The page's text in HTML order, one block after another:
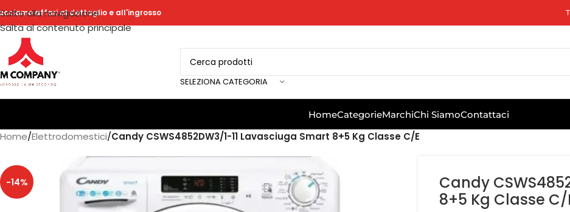
Salta alla navigazione
Salta al contenuto principale
affari al dettaglio e all'ingrosso
SELEZIONA CATEGORIA
HomeCategorieMarchiChi SiamoContattaci
Home/Elettrodomestici/Candy CSWS4852DW3/1-11 Lavasciuga Smart 8+5 Kg Classe C/E
-14%
Candy
8+5 Kg Classe C/